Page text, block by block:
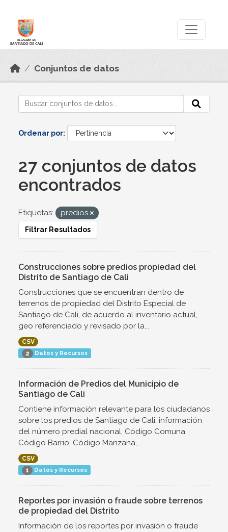
Conjuntos de datos
Ordenar por
27 conjuntos de datos
encontrados
Etiquetas: predios
Filtrar Resultados
Construcciones sobre predios propiedad del
Distrito de Santiago de Cali
Construcciones que se encuentran dentro de
terrenos de propiedad del Distrito Especial de
Santiago de Cali, de acuerdo al inventario actual,
geo referenciado y revisado por la...
CSV
2 Datos y Recursos
Información de Predios del Municipio de
Santiago de Cali
Contiene información relevante para los ciudadanos
sobre los predios de Santiago de Cali, información
del número predial nacional, Código Comuna,
Código Barrio, Código Manzana,...
CSV
1 Datos y Recursos
Reportes por invasión o fraude sobre terrenos
de propiedad del Distrito
Información de los reportes por invasión o fraude